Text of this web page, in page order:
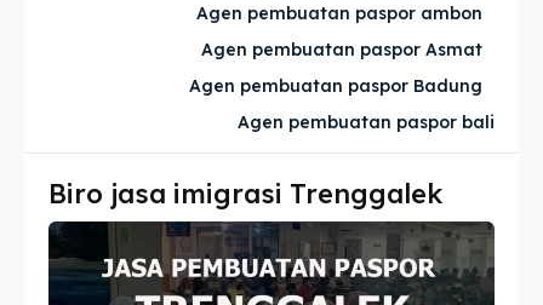
Imta
Legalisir
Imta
Legalisir
Agen pembuatan paspor ambon
Agen pembuatan paspor Asmat
Agen pembuatan paspor Badung
Agen pembuatan paspor bali
Biro jasa imigrasi Trenggalek